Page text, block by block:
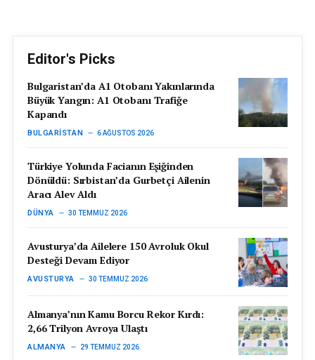
Editor's Picks
Bulgaristan’da A1 Otobanı Yakınlarında
Büyük Yangın: A1 Otobanı Trafiğe
Kapandı
BULGARISTAN 6 AĞUSTOS 2026
Türkiye Yolunda Facianın Eşiğinden
Dönüldü: Sırbistan’da Gurbetçi Ailenin
Aracı Alev Aldı
DÜNYA 30 TEMMUZ 2026
Avusturya’da Ailelere 150 Avroluk Okul
Desteği Devam Ediyor
AVUSTURYA 30 TEMMUZ 2026
Almanya’nın Kamu Borcu Rekor Kırdı:
2,66 Trilyon Avroya Ulaştı
ALMANYA 29 TEMMUZ 2026